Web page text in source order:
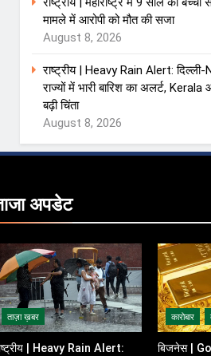
मामले में आरोपी को मौत की सजा
August 8, 2026
राष्ट्रीय | Heavy Rain Alert:
राज्यों में भारी बारिश का अलर्ट,
बढ़ी चिंता
August 8, 2026
अपडेट
ताज़ा ख़बर
| Heavy Rain Alert:
कारोबार
बिजनेस |